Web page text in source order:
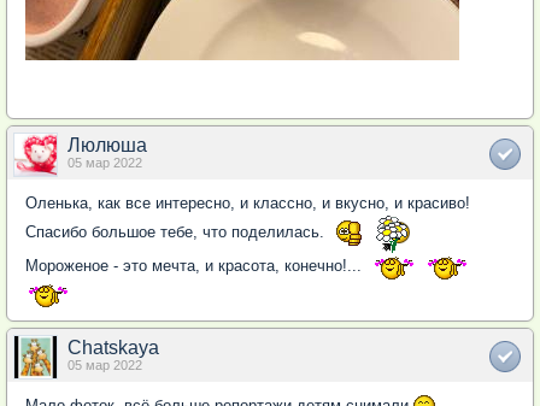
Люлюша
05 мар 2022
Оленька, как все интересно, и классно, и вкусно, и красиво!
Спасибо большое тебе, что поделилась.
Мороженое - это мечта, и красота, конечно!...
Chatskaya
05 мар 2022